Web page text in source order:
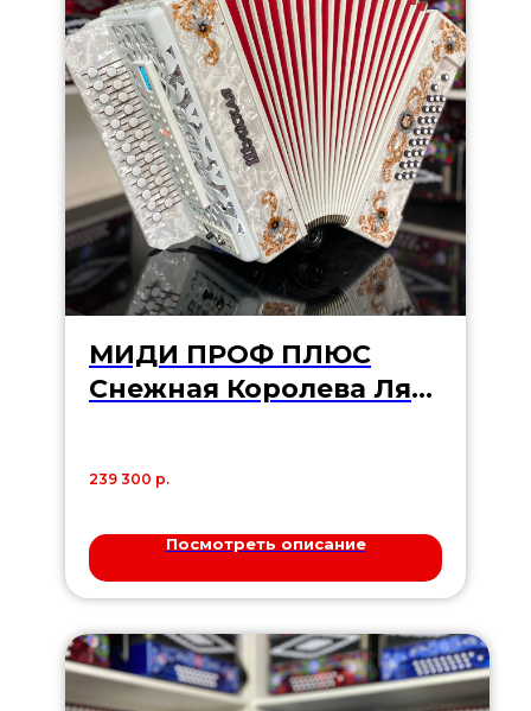
МИДИ ПРОФ ПЛЮС
Снежная Королева Ля
239 300 р.
Посмотреть описание